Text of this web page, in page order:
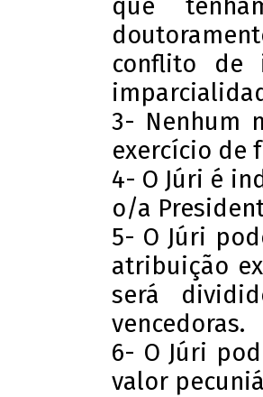
que
conflito de
3- Nenhum
exercício de
4- O Júri é
o/a
5- O Júri
atribuição
será
vencedoras.
6- O Júri
valor